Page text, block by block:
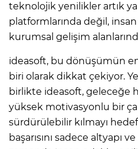
teknolojik yenilikler artık
platformlarında değil,
kurumsal gelişim
ideasoft, bu dönüşümün
biri olarak dikkat çekiyor.
birlikte ideasoft, geleceğe
yüksek motivasyonlu bir
sürdürülebilir kılmayı
başarısını sadece altyapı